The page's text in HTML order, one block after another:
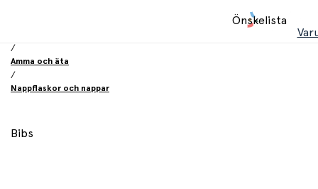
Önskelista
/
Amma och äta
/
Nappflaskor och nappar
Bibs